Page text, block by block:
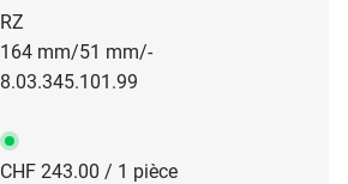
RZ
164 mm/51 mm/-
8.03.345.101.99
CHF 243.00 / 1 pièce